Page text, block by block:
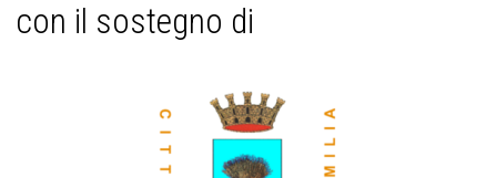
con il sostegno di